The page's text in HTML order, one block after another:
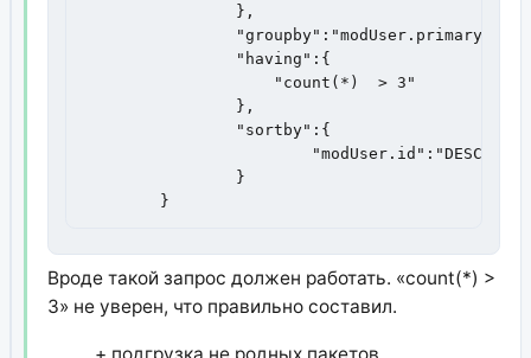
                "having":{
                    "count(*)  > 3"
                },
	}
Вроде такой запрос должен работать. «count(*) >
3» не уверен, что правильно составил.